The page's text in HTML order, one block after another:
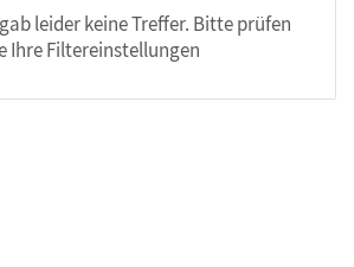
leider keine Treffer. Bitte prüfen
Ihre Filtereinstellungen